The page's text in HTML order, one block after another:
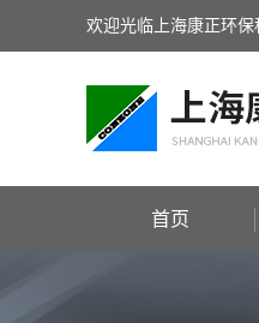
欢迎光临上海康正环保
首页